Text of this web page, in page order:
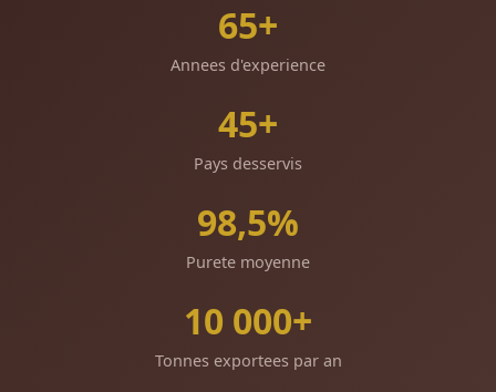
65+
Annees d'experience
45+
Pays desservis
98,5%
Purete moyenne
10 000+
Tonnes exportees par an